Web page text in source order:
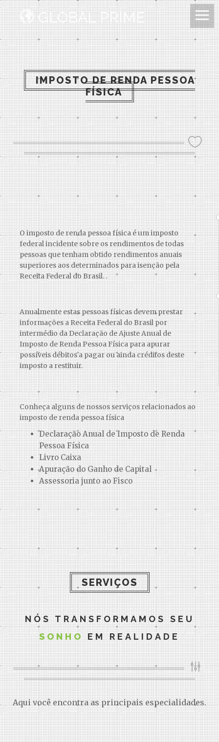
GLOBAL PRIME
IMPOSTO DE RENDA PESSOA
FÍSICA
O imposto de renda pessoa física é um imposto
federal incidente sobre os rendimentos de todas
pessoas que tenham obtido rendimentos anuais
superiores aos determinados para isenção pela
Receita Federal do Brasil. .
Anualmente estas pessoas físicas devem prestar
informações a Receita Federal do Brasil por
intermédio da Declaração de Ajuste Anual de
Imposto de Renda Pessoa Física para apurar
possíveis débitos a pagar ou ainda créditos deste
imposto a restituir.
Conheça alguns de nossos serviços relacionados ao
imposto de renda pessoa física
Declaração Anual de Imposto de Renda
Pessoa Física
Livro Caixa
Apuração do Ganho de Capital
Assessoria junto ao Fisco
SERVIÇOS
NÓS TRANSFORMAMOS SEU
SONHO
EM REALIDADE
Aqui você encontra as principais especialidades.